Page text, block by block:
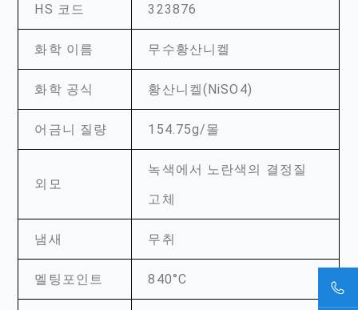
HS 코드 323876
화학 이름 무수황산니켈
화학 공식 황산니켈(NiSO4)
어금니 질량 154.75g/몰
외모
녹색에서 노란색의 결정질
고체
냄새 무취
멜팅포인트 840°C